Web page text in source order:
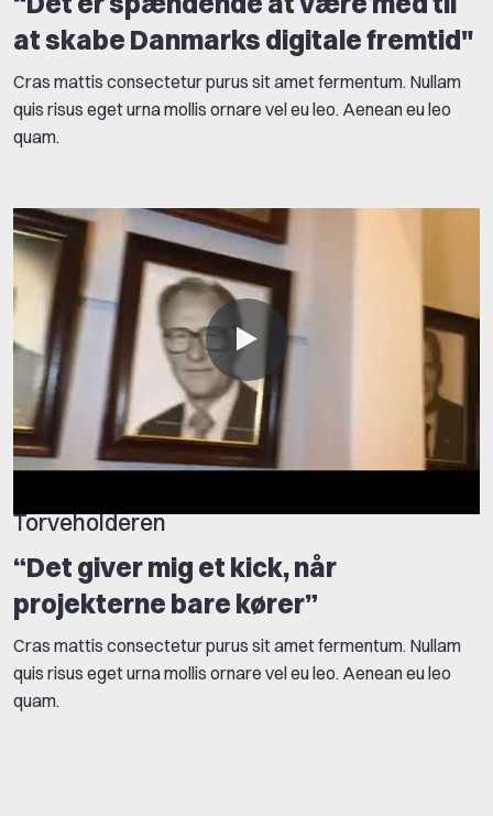
at skabe Danmarks digitale fremtid"
Cras mattis consectetur purus sit amet fermentum. Nullam
quis risus eget urna mollis ornare vel eu leo. Aenean eu leo
quam.
Torveholderen
“Det giver mig et kick, når
projekterne bare kører”
Cras mattis consectetur purus sit amet fermentum. Nullam
quis risus eget urna mollis ornare vel eu leo. Aenean eu leo
quam.